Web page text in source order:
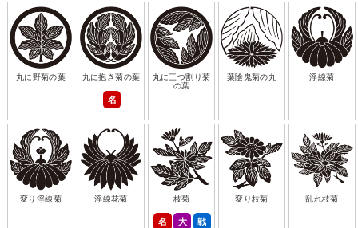
丸に野菊の葉 丸に抱き菊の葉
名
丸に三つ割り菊
の葉
葉陰鬼菊の丸 浮線菊
変り浮線菊 浮線花菊 枝菊
名 大 戦
変り枝菊 乱れ枝菊